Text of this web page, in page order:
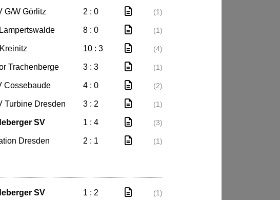
G/W Görlitz 2 : 0 (1)
8 : 0 (1)
10 : 3 (4)
Trachenberge 3 : 3 (1)
Cossebaude 4 : 0 (2)
Turbine Dresden 3 : 2 (1)
SV 1 : 4 (3)
Dresden 2 : 1 (1)
SV 1 : 2 (1)